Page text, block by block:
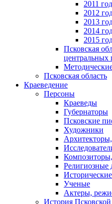
2011 год
2012
2013
2014
2015
Псковская
центральных
Псковская область
Краеведение
Персоны
Краеведы
Губернаторы
Псковские
Художники
Религиозные
Ученые
Актеры,
История Псковской